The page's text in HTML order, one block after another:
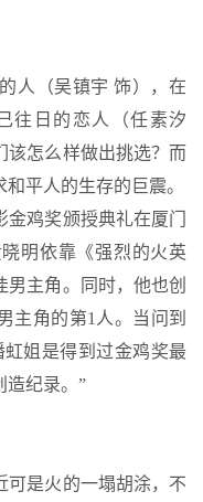
人（吴镇宇 饰），在
往日的恋人（任素汐
该怎么样做出挑选？而
平人的生存的巨震。
鸡奖颁授典礼在厦门
明依靠《强烈的火英
主角。同时，他也创
主角的第1人。当问到
姐是得到过金鸡奖最
造纪录。”
可是火的一塌胡涂，不